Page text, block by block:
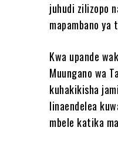
juhudi zilizopo
mapambano
Kwa upande
Muungano wa
kuhakikisha
linaendelea
mbele katika